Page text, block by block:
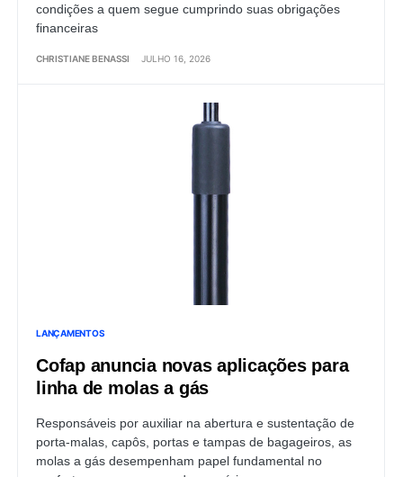
condições a quem segue cumprindo suas obrigações
financeiras
CHRISTIANE BENASSI JULHO 16, 2026
LANÇAMENTOS
Cofap anuncia novas aplicações para
linha de molas a gás
Responsáveis por auxiliar na abertura e sustentação de
porta-malas, capôs, portas e tampas de bagageiros, as
molas a gás desempenham papel fundamental no